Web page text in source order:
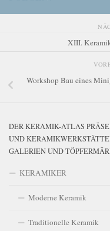
XIII.
Workshop Bau eines
DER KERAMIK-ATLAS
UND
GALERIEN UND
KERAMIKER
Moderne Keramik
Traditionelle Keramik